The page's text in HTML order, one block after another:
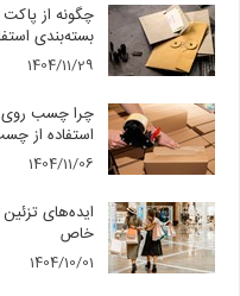
چگونه از
بسته‌بندی
1404/11/29
استفاده از
1404/11/06
ایده‌های
خاص
1404/10/01